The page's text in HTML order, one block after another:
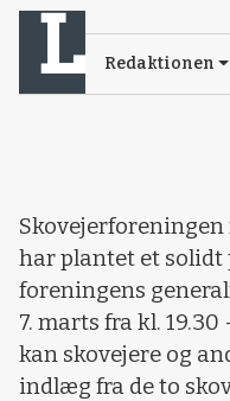
Redaktionen
Skovejerforeningen
har plantet et solidt
foreningens
7. marts fra kl. 19.30
kan skovejere og
indlæg fra de to